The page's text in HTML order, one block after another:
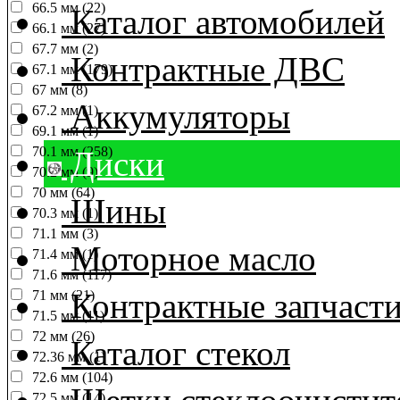
66.5 мм (22)
66.1 мм (27)
67.7 мм (2)
67.1 мм (179)
67 мм (8)
67.2 мм (1)
69.1 мм (1)
70.1 мм (258)
70.2 мм (9)
70 мм (64)
70.3 мм (1)
71.1 мм (3)
71.4 мм (1)
71.6 мм (117)
71 мм (21)
71.5 мм (11)
72 мм (26)
72.36 мм (1)
72.6 мм (104)
Каталог автомобилей
Контрактные ДВС
Аккумуляторы
Диски
Шины
Моторное масло
Контрактные
Каталог стекол